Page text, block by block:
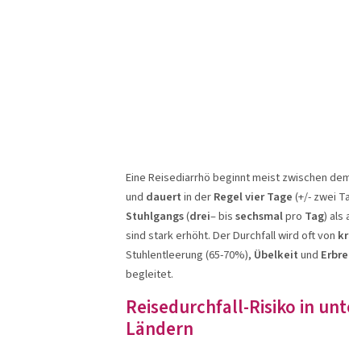
Eine Reisediarrhö beginnt meist zwischen
und dauertin derRegel vier Tage(+/- zwei
Stuhlgangs(drei– bissechsmalpro Tag) als
sind stark erhöht. Der Durchfall wird oft von
Stuhlentleerung (65-70%), Übelkeitund
begleitet.
Reisedurchfall-Risiko in
Ländern